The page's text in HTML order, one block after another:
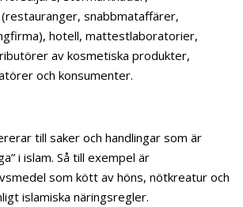
snabbmataffärer,
hotell, mattestlaboratorier,
av kosmetiska produkter,
och konsumenter.
till saker och handlingar som är
i islam. Så till exempel är
som kött av höns, nötkreatur och
islamiska näringsregler.